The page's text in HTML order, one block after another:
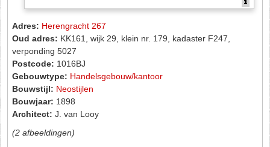
Adres: Herengracht 267
Oud adres: KK161, wijk 29, klein nr. 179, kadaster F247,
verponding 5027
Postcode: 1016BJ
Gebouwtype: Handelsgebouw/kantoor
Bouwstijl: Neostijlen
Bouwjaar: 1898
Architect: J. van Looy
(2 afbeeldingen)